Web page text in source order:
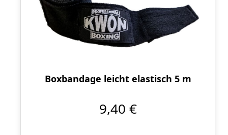
Boxbandage leicht elastisch 5 m
9,40 €